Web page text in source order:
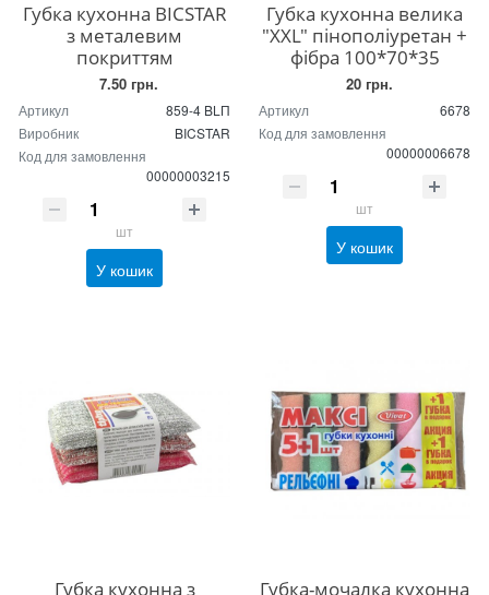
Губка кухонна BICSTAR
з металевим
покриттям
7.50 грн.
Артикул
859-4 BLП
Виробник
BICSTAR
Код для замовлення
00000003215
шт
У кошик
Губка кухонна велика
"XXL" пінополіуретан +
фібра 100*70*35
20 грн.
Артикул
6678
Код для замовлення
00000006678
шт
У кошик
Губка кухонна з
Губка-мочалка кухонна